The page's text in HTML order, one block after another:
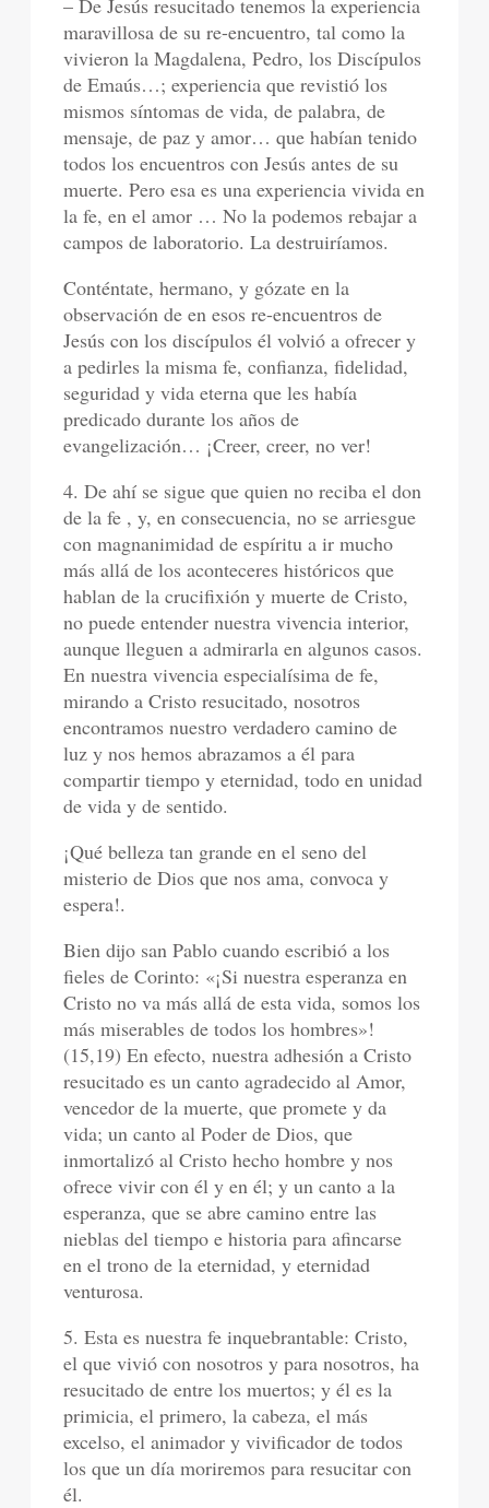
– De Jesús resucitado tenemos la experiencia
maravillosa de su re-encuentro, tal como la
vivieron la Magdalena, Pedro, los Discípulos
de Emaús…; experiencia que revistió los
mismos síntomas de vida, de palabra, de
mensaje, de paz y amor… que habían tenido
todos los encuentros con Jesús antes de su
muerte. Pero esa es una experiencia vivida en
la fe, en el amor … No la podemos rebajar a
campos de laboratorio. La destruiríamos.
Conténtate, hermano, y gózate en la
observación de en esos re-encuentros de
Jesús con los discípulos él volvió a ofrecer y
a pedirles la misma fe, confianza, fidelidad,
seguridad y vida eterna que les había
predicado durante los años de
evangelización… ¡Creer, creer, no ver!
4. De ahí se sigue que quien no reciba el don
de la fe , y, en consecuencia, no se arriesgue
con magnanimidad de espíritu a ir mucho
más allá de los aconteceres históricos que
hablan de la crucifixión y muerte de Cristo,
no puede entender nuestra vivencia interior,
aunque lleguen a admirarla en algunos casos.
En nuestra vivencia especialísima de fe,
mirando a Cristo resucitado, nosotros
encontramos nuestro verdadero camino de
luz y nos hemos abrazamos a él para
compartir tiempo y eternidad, todo en unidad
de vida y de sentido.
¡Qué belleza tan grande en el seno del
misterio de Dios que nos ama, convoca y
espera!.
Bien dijo san Pablo cuando escribió a los
fieles de Corinto: «¡Si nuestra esperanza en
Cristo no va más allá de esta vida, somos los
más miserables de todos los hombres»!
(15,19) En efecto, nuestra adhesión a Cristo
resucitado es un canto agradecido al Amor,
vencedor de la muerte, que promete y da
vida; un canto al Poder de Dios, que
inmortalizó al Cristo hecho hombre y nos
ofrece vivir con él y en él; y un canto a la
esperanza, que se abre camino entre las
nieblas del tiempo e historia para afincarse
en el trono de la eternidad, y eternidad
venturosa.
5. Esta es nuestra fe inquebrantable: Cristo,
el que vivió con nosotros y para nosotros, ha
resucitado de entre los muertos; y él es la
primicia, el primero, la cabeza, el más
excelso, el animador y vivificador de todos
los que un día moriremos para resucitar con
él.